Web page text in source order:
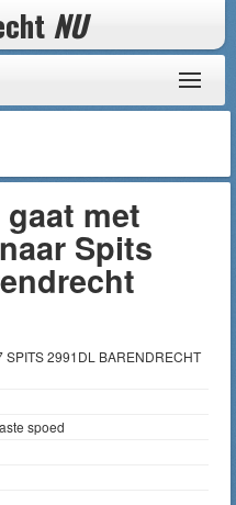
NU
met
Spits
SPITS 2991DL BARENDRECHT
spoed